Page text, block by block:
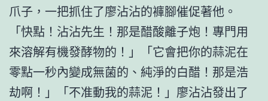
爪子，一把抓住了廖沾沾的褲腳催促著他。
「快點！沾沾先生！那是醋酸離子炮！專門用
來溶解有機發酵物的！」「它會把你的蒜泥在
零點一秒內變成無菌的、純淨的白醋！那是浩
劫啊！」「不准動我的蒜泥！」廖沾沾發出了